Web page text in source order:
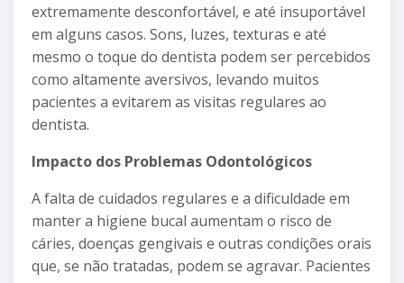
extremamente desconfortável, e até insuportável
em alguns casos. Sons, luzes, texturas e até
mesmo o toque do dentista podem ser percebidos
como altamente aversivos, levando muitos
pacientes a evitarem as visitas regulares ao
dentista.
Impacto dos Problemas Odontológicos
A falta de cuidados regulares e a dificuldade em
manter a higiene bucal aumentam o risco de
cáries, doenças gengivais e outras condições orais
que, se não tratadas, podem se agravar. Pacientes